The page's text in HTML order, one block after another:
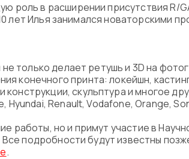
роль в расширении присутствия R/
лет Илья занимался новаторскими
только делает ретушь и 3D на
конечного принта: локейшн,
скульптура и многое
Renault, Vodafone, Orange,
работы, но и примут участие в
подробности будут известны
.